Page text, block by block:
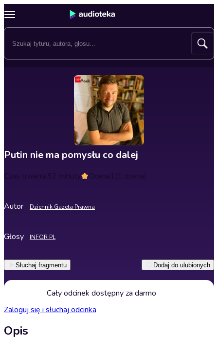
Putin nie ma pomysłu co dalej
Czas trwania32 minuty Ocena1(1 ocena)
Autor Dziennik Gazeta Prawna
Głosy INFOR PL
Słuchaj fragmentu Dodaj do ulubionych
Cały odcinek dostępny za darmo
Zaloguj się i słuchaj odcinka
Opis